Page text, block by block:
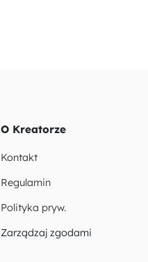
O Kreatorze
Kontakt
Regulamin
Polityka pryw.
Zarządzaj zgodami